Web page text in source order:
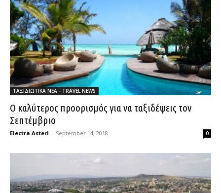
ΤΑΞΙΔΙΩΤΙΚΑ ΝΕΑ - TRAVEL NEWS
Ο καλύτερος προορισμός για να ταξιδέψεις τον
Σεπτέμβριο
Electra Asteri - September 14, 2018 0